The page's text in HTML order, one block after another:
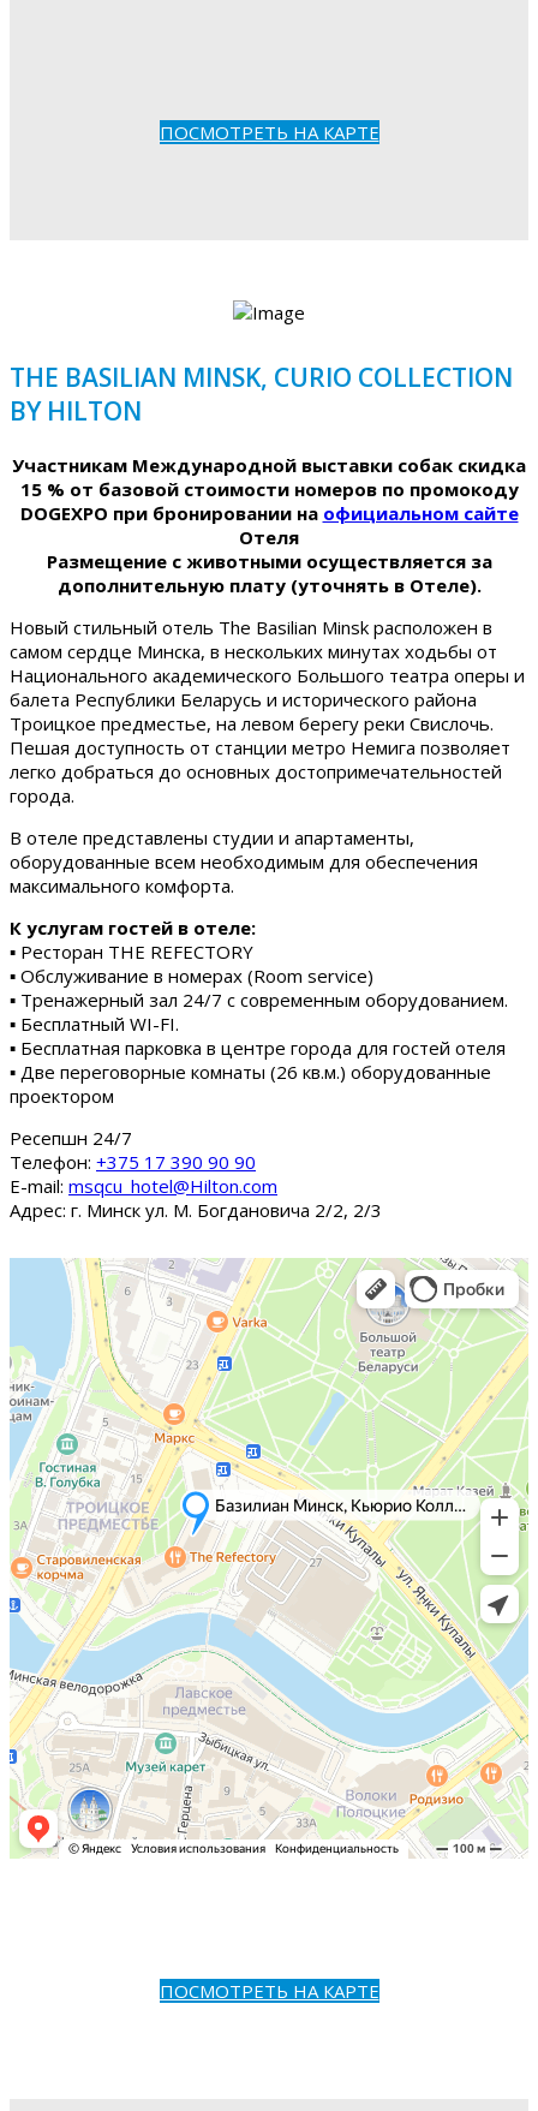
ПОСМОТРЕТЬ НА КАРТЕ
THE BASILIAN MINSK, CURIO COLLECTION
BY HILTON
Участникам Международной выставки собак скидка
15 % от базовой стоимости номеров по промокоду
DOGEXPO при бронировании на официальном сайте
Отеля
Размещение с животными осуществляется за
дополнительную плату (уточнять в Отеле).
Новый стильный отель The Basilian Minsk расположен в
самом сердце Минска, в нескольких минутах ходьбы от
Национального академического Большого театра оперы и
балета Республики Беларусь и исторического района
Троицкое предместье, на левом берегу реки Свислочь.
Пешая доступность от станции метро Немига позволяет
легко добраться до основных достопримечательностей
города.
В отеле представлены студии и апартаменты,
оборудованные всем необходимым для обеспечения
максимального комфорта.
К услугам гостей в отеле:
▪ Ресторан THE REFECTORY
▪ Обслуживание в номерах (Room service)
▪ Тренажерный зал 24/7 с современным оборудованием.
▪ Бесплатный WI-FI.
▪ Бесплатная парковка в центре города для гостей отеля
▪ Две переговорные комнаты (26 кв.м.) оборудованные
проектором
Ресепшн 24/7
Tелефон: +375 17 390 90 90
E-mail: msqcu_hotel@Hilton.com
Адрес: г. Минск ул. М. Богдановича 2/2, 2/3
ПОСМОТРЕТЬ НА КАРТЕ